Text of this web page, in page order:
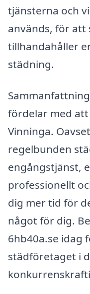
tjänsterna och
används, för att
tillhandahåller
städning.
fördelar med
Vinninga.
regelbunden
engångstjänst,
professionellt
dig mer tid för
något för dig.
6hb40a.se idag
städföretaget i